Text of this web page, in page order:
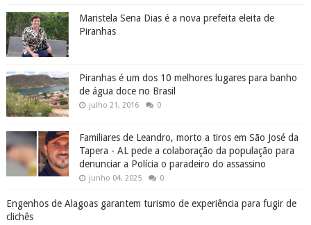
Maristela Sena Dias é a nova prefeita eleita de
Piranhas
Piranhas é um dos 10 melhores lugares para banho
de água doce no Brasil
julho 21, 2016 0
Familiares de Leandro, morto a tiros em São José da
Tapera - AL pede a colaboração da população para
denunciar a Polícia o paradeiro do assassino
junho 04, 2025 0
Engenhos de Alagoas garantem turismo de experiência para fugir de
clichês